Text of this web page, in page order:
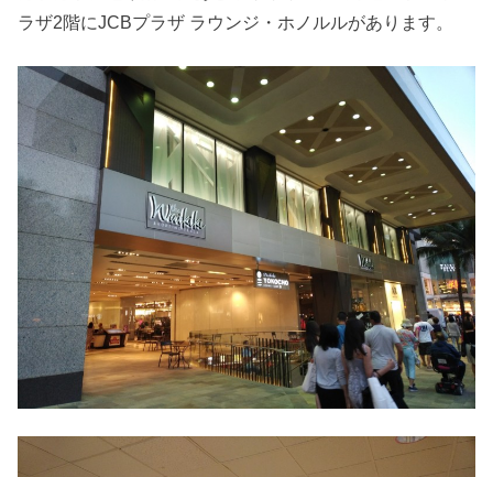
ラザ2階にJCBプラザ ラウンジ・ホノルルがあります。